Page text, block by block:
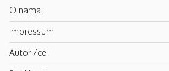
O nama
Impressum
Autori/ce